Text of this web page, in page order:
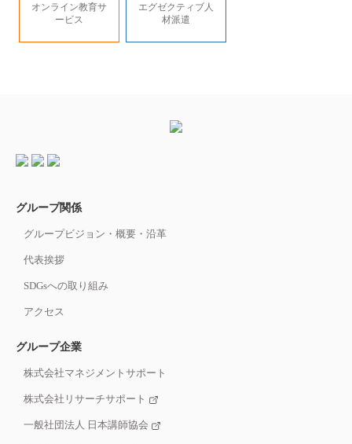
オンライン教育サ
ービス
エグゼクティブ人
材派遣
グループ関係
グループビジョン・概要・沿革
代表挨拶
SDGsへの取り組み
アクセス
グループ企業
株式会社マネジメントサポート
株式会社リサーチサポート
一般社団法人 日本講師協会